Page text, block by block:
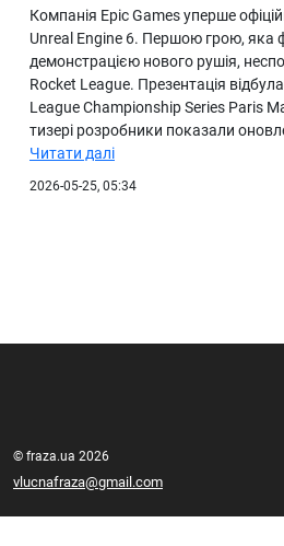
Про нас
Компанія Epic Games уперше
Unreal Engine 6. Першою грою, яка
демонстрацією нового рушія,
Rocket League. Презентація
League Championship Series Paris
тизері розробники показали
Читати далі
2026-05-25, 05:34
© fraza.ua 2026
vlucnafraza@gmail.com